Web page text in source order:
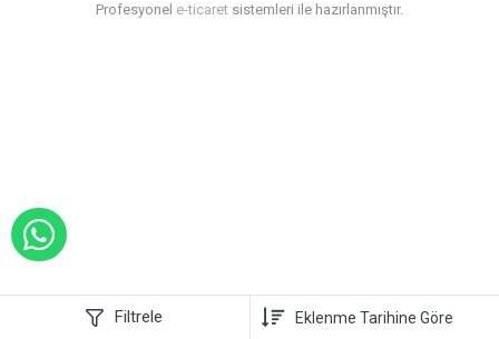
Filtrele
Profesyonel e-ticaret sistemleri ile hazırlanmıştır.